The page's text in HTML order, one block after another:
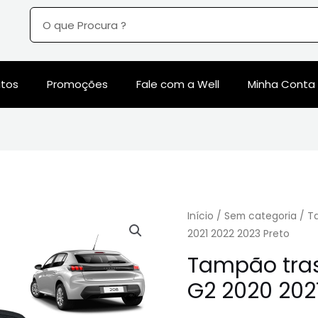
Promoções Fale com a Well Minha Conta
Início / Sem categoria /
2021 2022 2023 Preto
Tampão
G2 2020